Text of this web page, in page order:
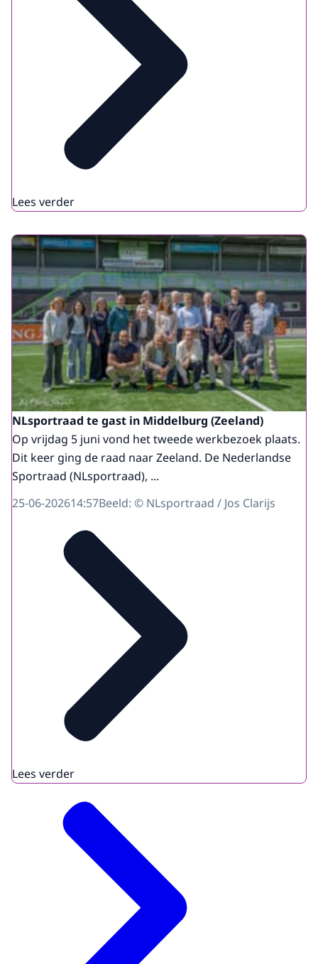
Lees verder
NLsportraad te gast in Middelburg (Zeeland)
Op vrijdag 5 juni vond het tweede werkbezoek plaats.
Dit keer ging de raad naar Zeeland. De Nederlandse
Sportraad (NLsportraad), ...
25-06-202614:57Beeld: © NLsportraad / Jos Clarijs
Lees verder